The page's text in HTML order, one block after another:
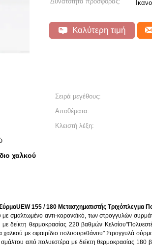
Καλύτερη τιμή
Σειρά μεγέθους:
Αποθέματα:
Κλειστή λέξη:
χαλκού
155 / 180 Μετασχηματιστής Τριχόπλεγμα
αντι-κοροναϊκό, των στρογγυλών
θερμοκρασίας 220 βαθμών
χαλκού με σφαιρίδιο πολυουρεθάνου".Στρογγυλά
από πολυεστέρα με δείκτη θερμοκρασίας